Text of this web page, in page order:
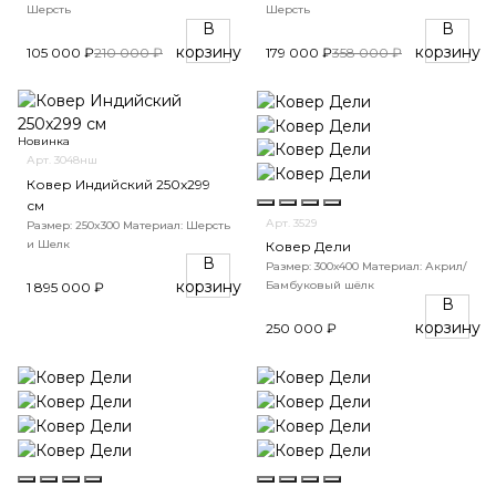
Шерсть
105 000 ₽210 000 ₽
В
корзину
Шерсть
179 000 ₽358 000 ₽
В
корзину
Новинка
Арт. 3048нш
Ковер Индийский 250x299
см
Размер: 250x300 Материал: Шерсть
и Шелк
1 895 000 ₽
В
корзину
Арт. 3529
Ковер Дели
Размер: 300х400 Материал: Акрил/
Бамбуковый шёлк
250 000 ₽
В
корзину